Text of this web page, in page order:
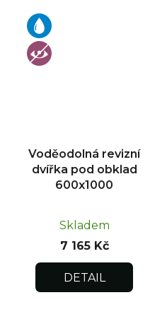
Voděodolná revizní
dvířka pod obklad
600x1000
Skladem
7 165 Kč
DETAIL